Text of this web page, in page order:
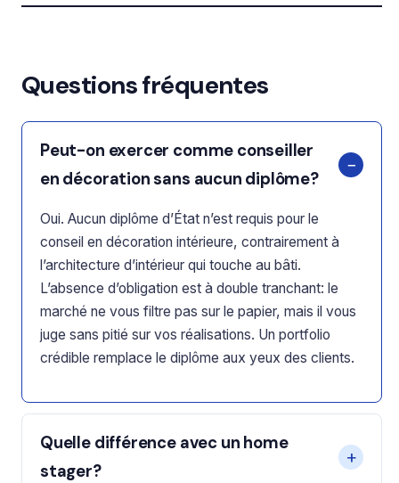
Questions fréquentes
Peut-on exercer comme conseiller
en décoration sans aucun diplôme?
Oui. Aucun diplôme d’État n’est requis pour le
conseil en décoration intérieure, contrairement à
l’architecture d’intérieur qui touche au bâti.
L’absence d’obligation est à double tranchant: le
marché ne vous filtre pas sur le papier, mais il vous
juge sans pitié sur vos réalisations. Un portfolio
crédible remplace le diplôme aux yeux des clients.
Quelle différence avec un home
stager?